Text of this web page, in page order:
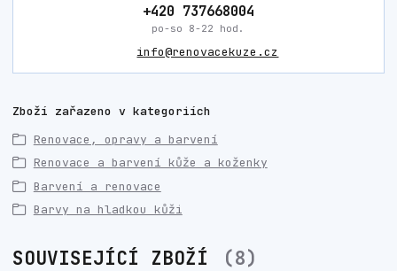
+420 737668004
po-so 8-22 hod.
info@renovacekuze.cz
Zboží zařazeno v kategoriích
Renovace, opravy a barvení
Renovace a barvení kůže a koženky
Barvení a renovace
Barvy na hladkou kůži
SOUVISEJÍCÍ ZBOŽÍ 8